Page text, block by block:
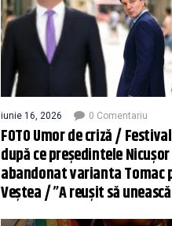
iunie 16, 2026 0 Comentariu
FOTO Umor de criză /
după ce președintele
abandonat varianta Tomac
Veștea / ”A reușit să